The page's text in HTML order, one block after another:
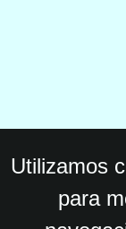
Utilizamos
para